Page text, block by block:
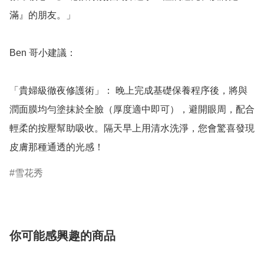
滿』的朋友。」
Ben 哥小建議：
「貴婦級徹夜修護術」： 晚上完成基礎保養程序後，將與
潤面膜均勻塗抹於全臉（厚度適中即可），避開眼周，配合
輕柔的按壓幫助吸收。隔天早上用清水洗淨，您會驚喜發現
皮膚那種通透的光感！
雪花秀
你可能感興趣的商品